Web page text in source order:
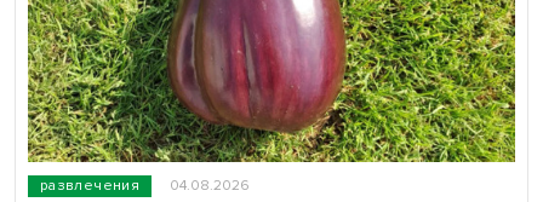
развлечения 04.08.2026